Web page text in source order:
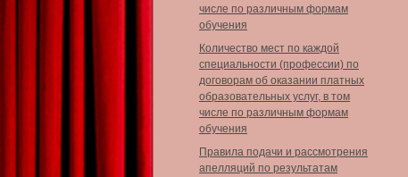
числе по различным формам
обучения
Количество мест по каждой
специальности (профессии) по
договорам об оказании платных
образовательных услуг, в том
числе по различным формам
обучения
Правила подачи и рассмотрения
апелляций по результатам